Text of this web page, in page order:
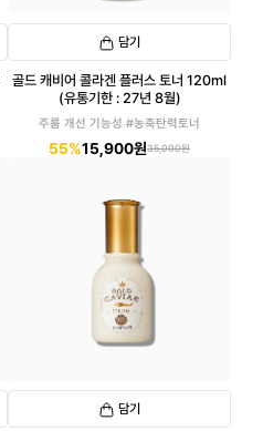
담기
골드 캐비어 콜라겐 플러스 토너 120ml
(유통기한 : 27년 8월)
주룸 개선 기능성 #농축탄력토너
55%15,900원35,000원
담기